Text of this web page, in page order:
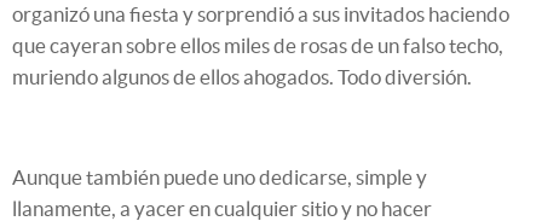
organizó una fiesta y sorprendió a sus invitados haciendo
que cayeran sobre ellos miles de rosas de un falso techo,
muriendo algunos de ellos ahogados. Todo diversión.
Aunque también puede uno dedicarse, simple y
llanamente, a yacer en cualquier sitio y no hacer